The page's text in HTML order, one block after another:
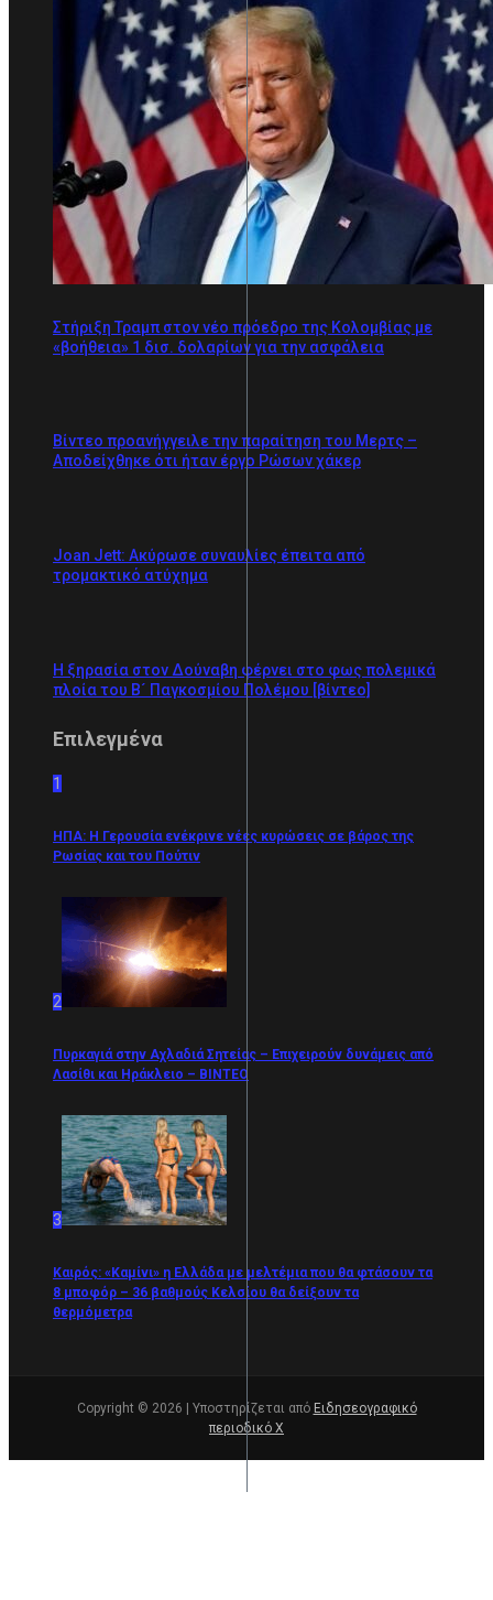
Στήριξη Τραμπ στον νέο πρόεδρο της Κολομβίας με
«βοήθεια» 1 δισ. δολαρίων για την ασφάλεια
Βίντεο προανήγγειλε την παραίτηση του Μερτς –
Αποδείχθηκε ότι ήταν έργο Ρώσων χάκερ
Joan Jett: Ακύρωσε συναυλίες έπειτα από
τρομακτικό ατύχημα
Η ξηρασία στον Δούναβη φέρνει στο φως πολεμικά
πλοία του Β´ Παγκοσμίου Πολέμου [βίντεο]
Επιλεγμένα
1
ΗΠΑ: Η Γερουσία ενέκρινε νέες κυρώσεις σε βάρος της
Ρωσίας και του Πούτιν
2
Πυρκαγιά στην Αχλαδιά Σητείας – Επιχειρούν δυνάμεις από
Λασίθι και Ηράκλειο – ΒΙΝΤΕΟ
3
Καιρός: «Καμίνι» η Ελλάδα με μελτέμια που θα φτάσουν τα
8 μποφόρ – 36 βαθμούς Κελσίου θα δείξουν τα
θερμόμετρα
Copyright © 2026 | Υποστηρίζεται από Ειδησεογραφικό
περιοδικό Χ